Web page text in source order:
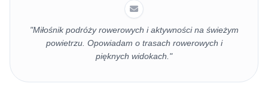
"Miłośnik podróży rowerowych i aktywności na świeżym
powietrzu. Opowiadam o trasach rowerowych i
pięknych widokach."